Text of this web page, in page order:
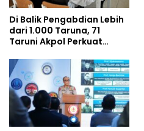
Di Balik Pengabdian Lebih
dari 1.000 Taruna, 71
Taruni Akpol Perkuat
Siswa Sekolah Rakyat